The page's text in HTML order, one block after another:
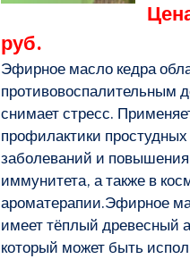
руб.
Эфирное масло кедра
противовоспалительным
снимает стресс.
профилактики простудных
заболеваний и повышения
иммунитета, а также в
ароматерапии.Эфирное
имеет тёплый древесный
который может быть